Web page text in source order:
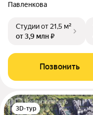
Павленкова
Студииот 21,5 м²
от 3,9 млн ₽
Позвонить
3D-тур